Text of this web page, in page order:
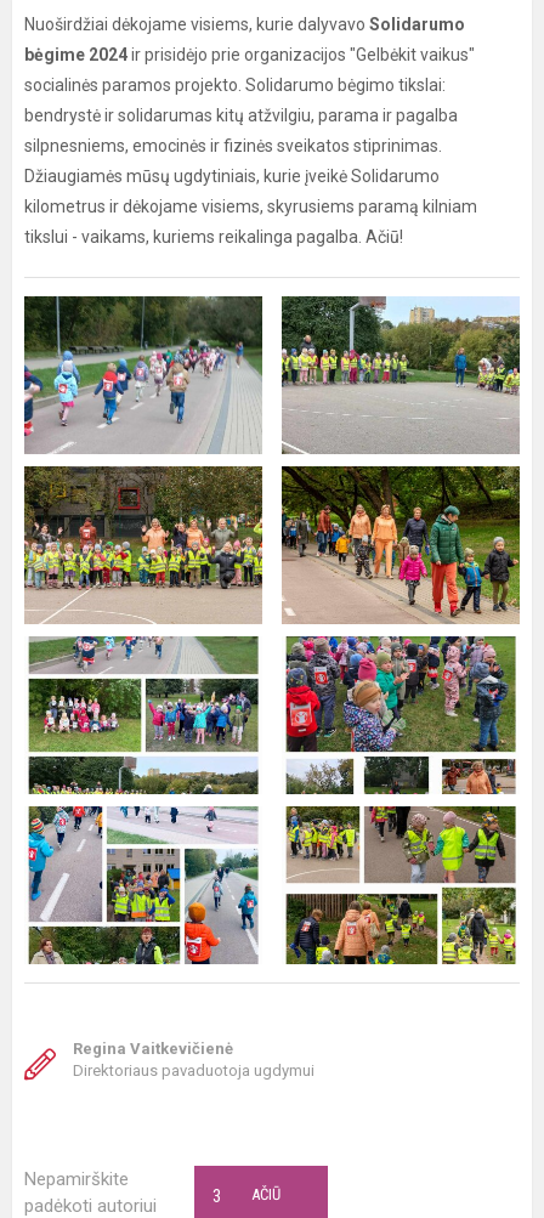
Nuoširdžiai dėkojame visiems, kurie dalyvavo Solidarumo
bėgime 2024ir prisidėjo prie organizacijos "Gelbėkit vaikus"
socialinės paramos projekto. Solidarumo bėgimo tikslai:
bendrystė ir solidarumas kitų atžvilgiu, parama ir pagalba
silpnesniems, emocinės ir fizinės sveikatos stiprinimas.
Džiaugiamės mūsų ugdytiniais, kurie įveikė Solidarumo
kilometrus ir dėkojame visiems, skyrusiems paramą kilniam
tikslui - vaikams, kuriems reikalinga pagalba. Ačiū!
Regina Vaitkevičienė
Direktoriaus pavaduotoja ugdymui
Nepamirškite
padėkoti autoriui
AČIŪ
3